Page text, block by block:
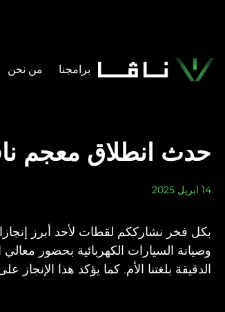
برامجنا من نحن
حدث انطلاق معجم
14 ابريل 2025
بكل فخر نشارككم لقطات لأحد أبرز
وصيانة السيارات الكهربائية بحضور
الدقيقة بلغتنا الأم. كما يؤكد هذا